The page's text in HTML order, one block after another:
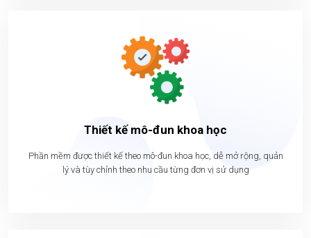
Thiết kế mô-đun khoa học
Phần mềm được thiết kế theo mô-đun khoa học, dễ mở rộng, quản
lý và tùy chỉnh theo nhu cầu từng đơn vị sử dụng